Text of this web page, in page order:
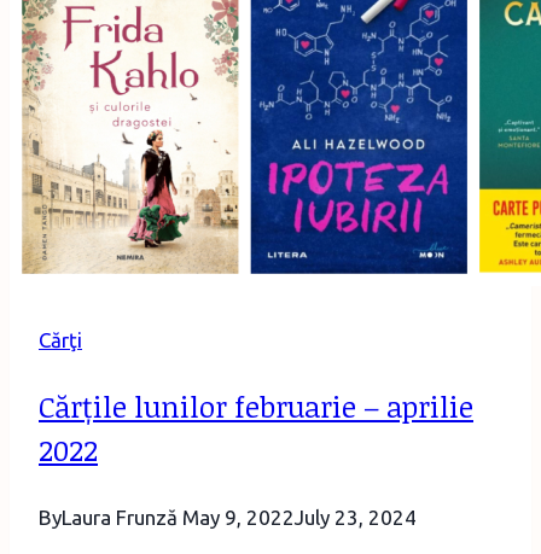
de
la
editura
All
Cărţi
Cărțile lunilor februarie – aprilie
2022
ByLaura Frunză May 9, 2022 July 23, 2024